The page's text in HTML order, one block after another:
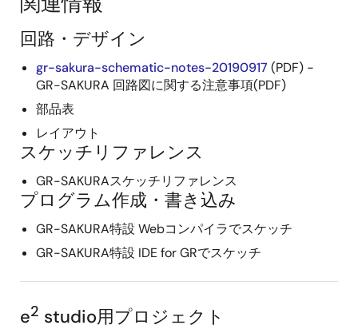
回路・デザイン
gr-sakura-schematic-notes-20190917 (PDF) -
GR-SAKURA 回路図に関する注意事項(PDF)
部品表
レイアウト
スケッチリファレンス
GR-SAKURAスケッチリファレンス
プログラム作成・書き込み
GR-SAKURA特設 Webコンパイラでスケッチ
GR-SAKURA特設 IDE for GRでスケッチ
e2 studio用プロジェクト